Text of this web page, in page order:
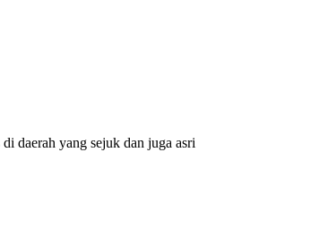
daerah yang sejuk dan juga asri